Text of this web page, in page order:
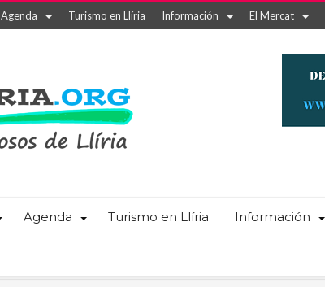
Agenda Turismo en Llíria Información El Mercat
Agenda Turismo en Llíria Información